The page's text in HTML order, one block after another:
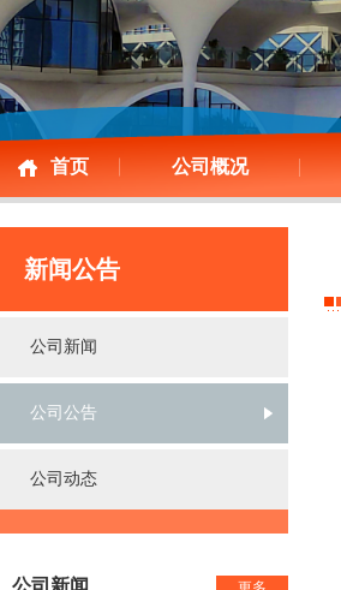
首页 公司概况
新闻公告
公司新闻
公司公告
公司动态
公司新闻